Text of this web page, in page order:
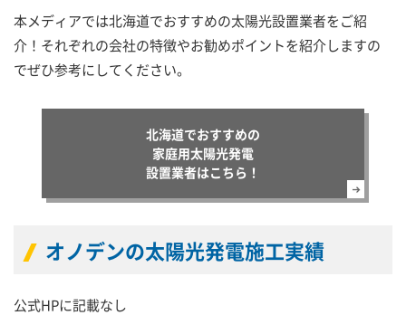
本メディアでは北海道でおすすめの太陽光設置業者をご紹
介！それぞれの会社の特徴やお勧めポイントを紹介しますの
でぜひ参考にしてください。
北海道でおすすめの
家庭用太陽光発電
設置業者はこちら！
オノデンの太陽光発電施工実績
公式HPに記載なし